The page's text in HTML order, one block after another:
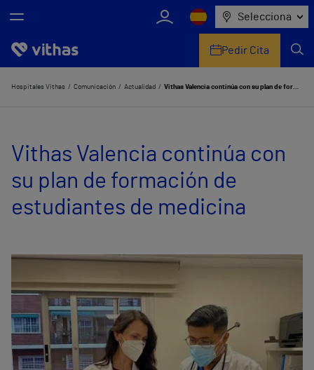
Selecciona
Nosotros
Servicios de salud
Equipo médico y asistencial
Comunicación
Pedir Cita
Hospitales Vithas Comunicación Actualidad Vithas Valencia continúa con su plan de formación de estudiantes de medicina
Vithas Valencia continúa con
su plan de formación de
estudiantes de medicina